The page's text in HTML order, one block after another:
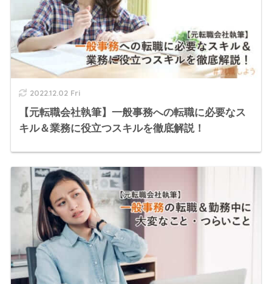
2022.12.02 Fri
【元転職会社執筆】一般事務への転職に必要なス
キル＆業務に役立つスキルを徹底解説！